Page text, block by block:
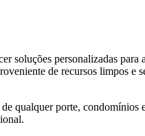
soluções personalizadas para
de recursos limpos e
qualquer porte, condomínios